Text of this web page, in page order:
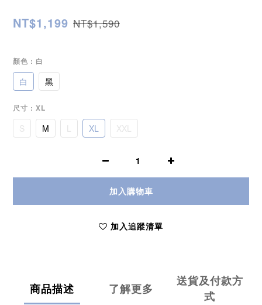
NT$1,199 NT$1,590
顏色 : 白
白 黑
尺寸 : XL
S M L XL XXL
加入購物車
加入追蹤清單
商品描述 了解更多
送貨及付款方
式